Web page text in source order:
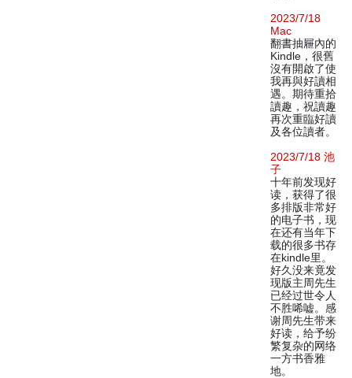
2023/7/18
Mac
翻書抽屜內的
Kindle，很舊
沒有開啟了使
我再與好讀相
遇。期待重拾
讀趣，祝讀趣
再次重臨好讀
及各位讀者。
2023/7/18 池
子
十年前发现好
读，获得了很
多排版非常好
的电子书，现
在还有当年下
载的很多书存
在kindle里。
好久没来竟发
现版主周先生
已经过世令人
不胜唏嘘。感
谢周先生带来
好读，给予纷
繁复杂的网络
一方书香雅
地。